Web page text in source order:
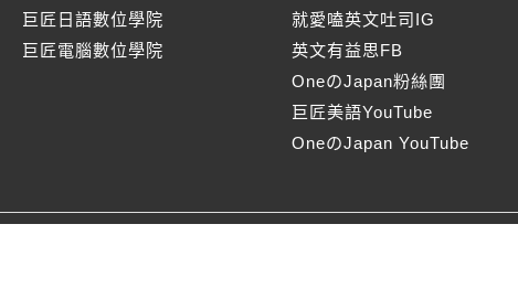
巨匠日語數位學院
巨匠電腦數位學院
就愛嗑英文吐司IG
英文有益思FB
OneのJapan粉絲團
巨匠美語YouTube
OneのJapan YouTube